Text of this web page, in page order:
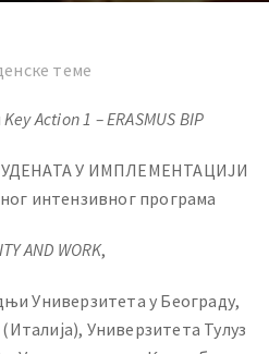
теме
Key Action 1 – ERASMUS BIP
У ИМПЛЕМЕНТАЦИЈИ
интензивног програма
AND WORK,
Универзитета у Београду,
Универзитета Тулуз